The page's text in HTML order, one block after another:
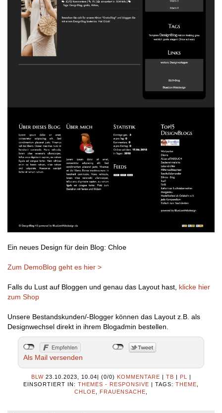
Ein neues Design für dein Blog: Chloe
Zum DemoBlog geht es hier >
Falls du Lust auf Bloggen und genau das Layout hast, klicke hier
zum Shop
Unsere Bestandskunden/-Blogger können das Layout z.B. als
Designwechsel direkt in ihrem Blogadmin bestellen.
Als Mail versenden
BLW 23.10.2023, 10.04| (0/0) KOMMENTARE | TB | PL
|
EINSORTIERT IN: THEMES - RESPONSIVE | TAGS: THEME
CHLOE
FRAUENSACHE